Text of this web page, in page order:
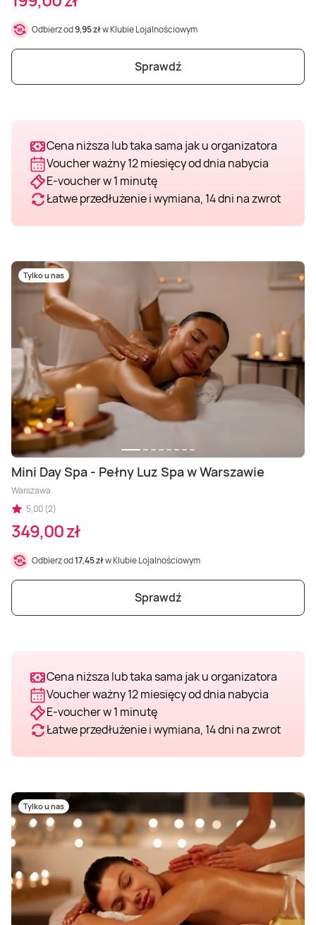
Weekend w SPA
Mazury
Masaż klasyczny
Masaż pleców
Masaż Shiatsu
Masaż Antycellulitowy
Masaż czekoladą
Masaż Karku
Masaż orientalny
Pojazdy specjalne
Jazda po torze
Pojazdy militarne
Fitness
Sporty zimowe
Tenis
Kurs żeglarski
Kurs motorowodny
Odbierz od9,95 złw Klubie Lojalnościowym
Sprawdź
Cena niższa lub taka sama jak u organizatora
Voucher ważny 12 miesięcy od dnia nabycia
E-voucher w 1 minutę
Łatwe przedłużenie i wymiana, 14 dni na zwrot
Tylko u nas
Mini Day Spa - Pełny Luz Spa w Warszawie
Warszawa
5,00 (2)
349,00 zł
Odbierz od17,45 złw Klubie Lojalnościowym
Sprawdź
Cena niższa lub taka sama jak u organizatora
Voucher ważny 12 miesięcy od dnia nabycia
E-voucher w 1 minutę
Łatwe przedłużenie i wymiana, 14 dni na zwrot
Tylko u nas